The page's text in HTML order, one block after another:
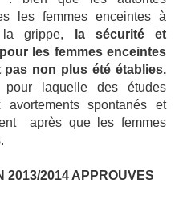
les femmes enceintes à
la grippe,
la sécurité et
les femmes enceintes
pas non plus été établies.
pour laquelle des études
spontanés et
après que les femmes
2013/2014 APPROUVES